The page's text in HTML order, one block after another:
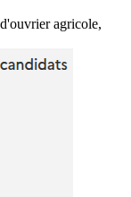
agricole,